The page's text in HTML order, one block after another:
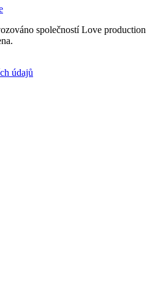
společností Love production
údajů